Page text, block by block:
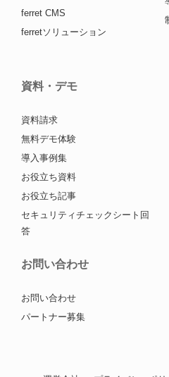
ferret CMS
ferretソリューション
資料・デモ
資料請求
無料デモ体験
導入事例集
お役立ち資料
お役立ち記事
セキュリティチェックシート回
答
お問い合わせ
お問い合わせ
パートナー募集